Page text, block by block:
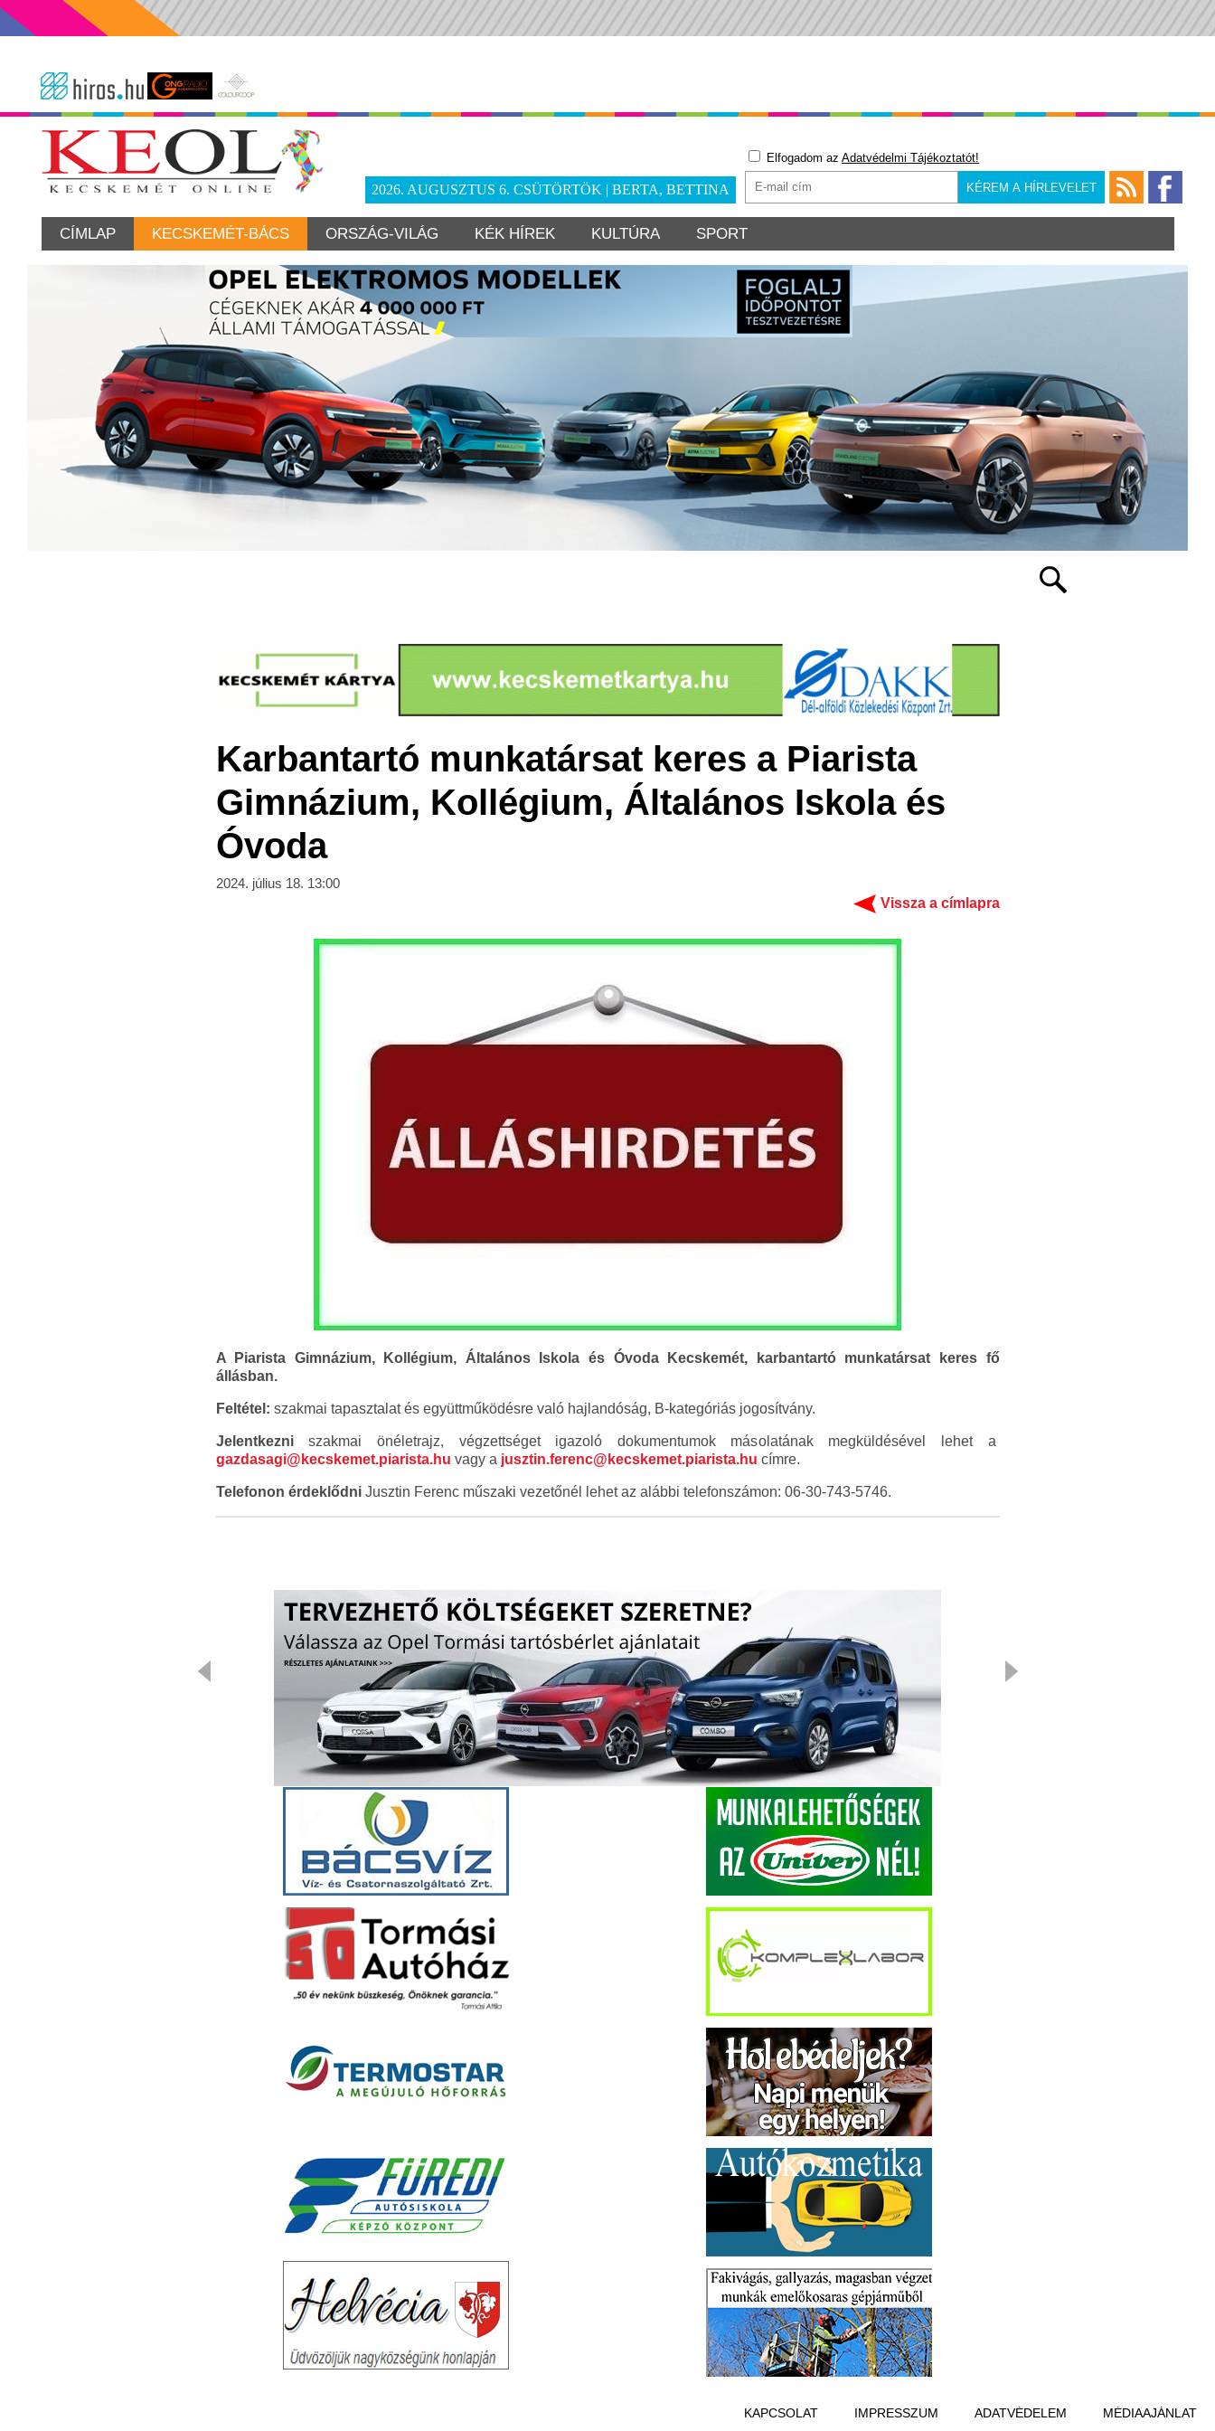
2026. AUGUSZTUS 6. CSÜTÖRTÖK | BERTA, BETTINA
Elfogadom az Adatvédelmi Tájékoztatót!
CÍMLAP KECSKEMÉT-BÁCS ORSZÁG-VILÁG KÉK HÍREK KULTÚRA SPORT
Karbantartó munkatársat keres a Piarista
Gimnázium, Kollégium, Általános Iskola és
Óvoda
2024. július 18. 13:00
Vissza a címlapra
A Piarista Gimnázium, Kollégium, Általános Iskola és Óvoda Kecskemét, karbantartó munkatársat keres fő
állásban.
Feltétel: szakmai tapasztalat és együttműködésre való hajlandóság, B-kategóriás jogosítvány.
Jelentkezniszakmai önéletrajz, végzettséget igazoló dokumentumok másolatának megküldésével lehet a
gazdasagi@kecskemet.piarista.hu vagy a jusztin.ferenc@kecskemet.piarista.hu címre.
Telefonon érdeklődniJusztin Ferenc műszaki vezetőnél lehet az alábbi telefonszámon: 06-30-743-5746.
KAPCSOLAT IMPRESSZUM ADATVÉDELEM MÉDIAAJÁNLAT